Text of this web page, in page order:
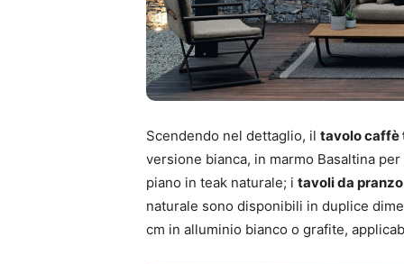
Scendendo nel dettaglio, il tavolo caffè
versione bianca, in marmo Basaltina
piano in teak naturale; i tavoli da
naturale sono disponibili in duplice
cm in alluminio bianco o grafite,